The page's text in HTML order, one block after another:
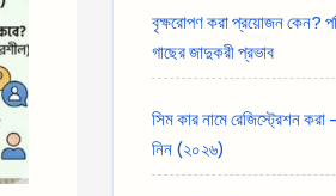
বৃক্ষরোপণ করা প্রয়োজন কেন?
গাছের জাদুকরী প্রভাব
সিম কার নামে রেজিস্ট্রেশন করা
নিন (২০২৬)